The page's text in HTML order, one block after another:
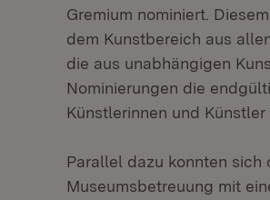
Gremium nominiert.
dem Kunstbereich aus
die aus unabhängigen
Nominierungen die
Künstlerinnen und
Parallel dazu konnten
Museumsbetreuung mit